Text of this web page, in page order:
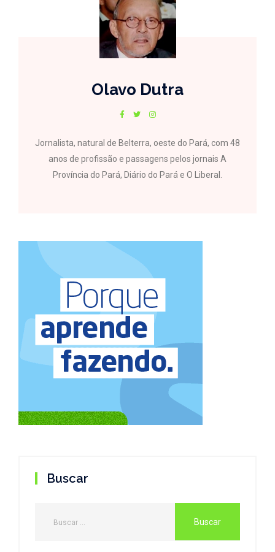
Olavo Dutra
Jornalista, natural de Belterra, oeste do Pará, com 48
anos de profissão e passagens pelos jornais A
Província do Pará, Diário do Pará e O Liberal.
Buscar